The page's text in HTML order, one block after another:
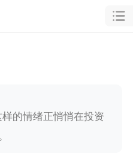
的情绪正悄悄在投资